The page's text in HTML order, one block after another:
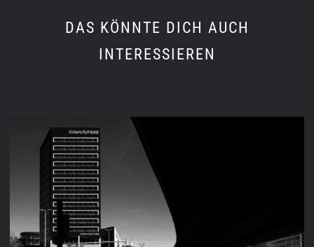
DAS KÖNNTE DICH AUCH
INTERESSIEREN
STREET 2025